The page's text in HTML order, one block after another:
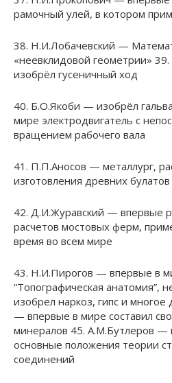
рамочный улей, в котором
38. Н.И.Лобачевский —
«неевклидовой геометрии»
изобрёл гусеничный ход
40. Б.О.Якоби — изобрёл
мире электродвигатель с
вращением рабочего вала
41. П.П.Аносов — металлург,
изготовления древних булатов
42. Д.И.Журавский — впервые
расчетов мостовых ферм,
время во всем мире
43. Н.И.Пирогов — впервые в
“Топографическая анатомия”,
изобрел наркоз, гипс и
— впервые в мире составил
минералов 45. А.М.Бутлеров —
основные положения теории
соединений